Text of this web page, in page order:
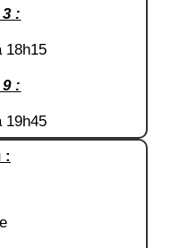
:
18h15
:
19h45
: